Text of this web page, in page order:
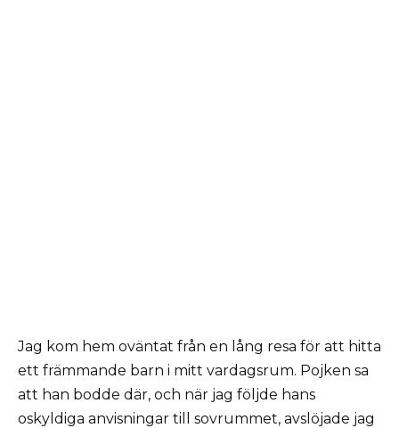
Jag kom hem oväntat från en lång resa för att hitta
ett främmande barn i mitt vardagsrum. Pojken sa
att han bodde där, och när jag följde hans
oskyldiga anvisningar till sovrummet, avslöjade jag